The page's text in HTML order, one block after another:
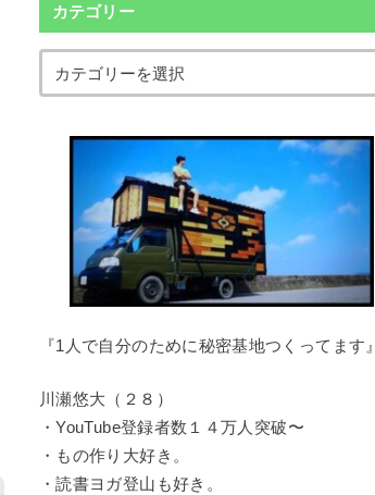
カテゴリー
『1人で自分のために秘密基地つくってます』
川瀬悠大（２８）
・YouTube登録者数１４万人突破〜
・もの作り大好き。
・読書ヨガ登山も好き。